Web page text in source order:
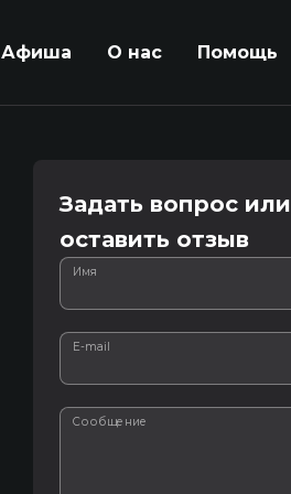
Афиша О нас Помощь
Задать вопрос или
оставить отзыв
Имя
E-mail
Сообщение